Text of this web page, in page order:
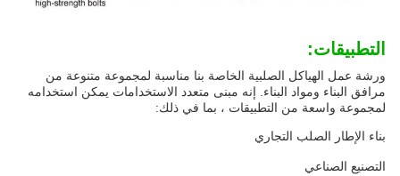
التطبيقات:
ورشة عمل الهياكل الصلبية الخاصة بنا مناسبة لمجموعة متنوعة من
مرافق البناء ومواد البناء. إنه مبنى متعدد الاستخدامات يمكن استخدامه
لمجموعة واسعة من التطبيقات ، بما في ذلك:
بناء الإطار الصلب التجاري
التصنيع الصناعي